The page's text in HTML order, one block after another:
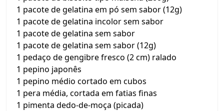
1 pacote de gelatina em pó sem sabor (12g)
1 pacote de gelatina incolor sem sabor
1 pacote de gelatina sem sabor
1 pacote de gelatina sem sabor (12g)
1 pedaço de gengibre fresco (2 cm) ralado
1 pepino japonês
1 pepino médio cortado em cubos
1 pera média, cortada em fatias finas
1 pimenta dedo-de-moça (picada)